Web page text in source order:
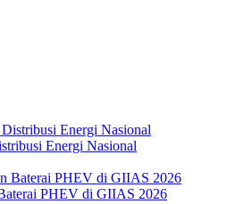
Energi Nasional
PHEV di GIIAS 2026